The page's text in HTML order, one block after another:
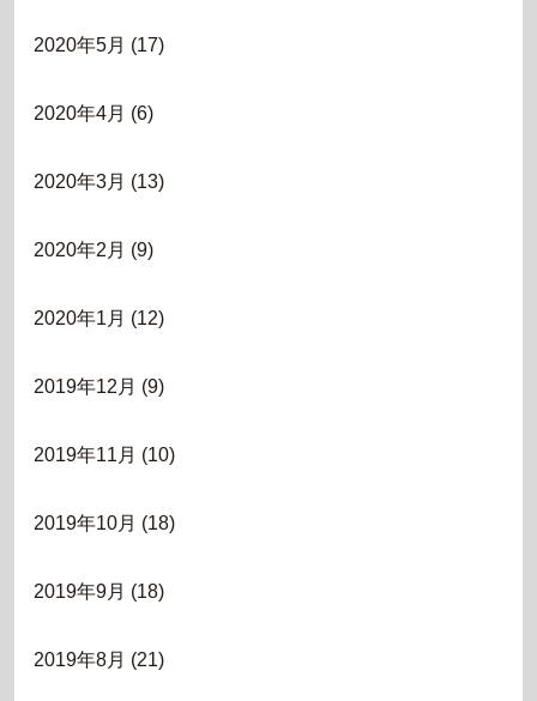
2020年5月 (17)
2020年4月 (6)
2020年3月 (13)
2020年2月 (9)
2020年1月 (12)
2019年12月 (9)
2019年11月 (10)
2019年10月 (18)
2019年9月 (18)
2019年8月 (21)